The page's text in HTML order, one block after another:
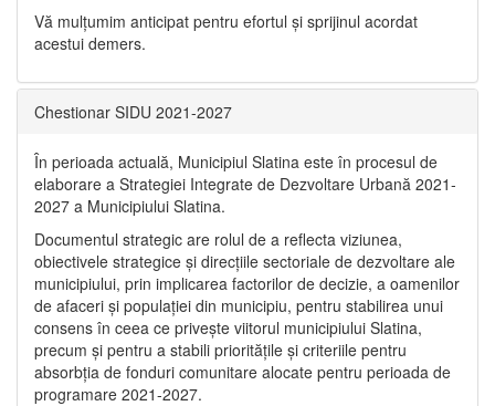
Vă mulţumim anticipat pentru efortul şi sprijinul acordat
acestui demers.
Chestionar SIDU 2021-2027
În perioada actuală, Municipiul Slatina este în procesul de
elaborare a Strategiei Integrate de Dezvoltare Urbană 2021‐
2027 a Municipiului Slatina.
Documentul strategic are rolul de a reflecta viziunea,
obiectivele strategice și direcțiile sectoriale de dezvoltare ale
municipiului, prin implicarea factorilor de decizie, a oamenilor
de afaceri și populației din municipiu, pentru stabilirea unui
consens în ceea ce privește viitorul municipiului Slatina,
precum și pentru a stabili prioritățile și criteriile pentru
absorbția de fonduri comunitare alocate pentru perioada de
programare 2021-2027.